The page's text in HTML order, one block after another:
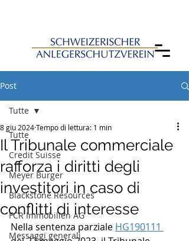
Post
Tutte
Credit Suisse
Meyer Burger
Blackstone Resources
FCR Immobilien AG
Messaggi generali
Tutte
Il Tribunale commerciale
rafforza i diritti degli
investitori in caso di
conflitti di interesse
8 giu 2024Tempo di lettura: 1 min
Nella sentenza parziale HG190111